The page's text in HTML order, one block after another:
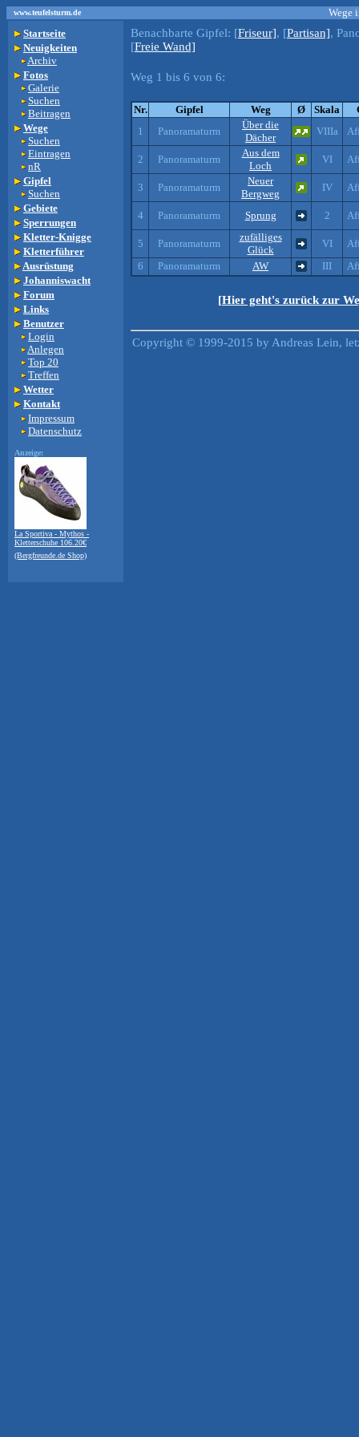
www.teufelsturm.de
Wege
Startseite
Neuigkeiten
Archiv
Fotos
Galerie
Suchen
Beitragen
Wege
Suchen
Eintragen
nR
Gipfel
Suchen
Gebiete
Sperrungen
Kletter-Knigge
Kletterführer
Ausrüstung
Johanniswacht
Forum
Links
Benutzer
Login
Anlegen
Top 20
Treffen
Wetter
Kontakt
Impressum
Datenschutz
Anzeige:
La Sportiva - Mythos -
Kletterschuhe 106.20€
(Bergfreunde.de Shop)
Benachbarte Gipfel: [Friseur], [Partisan],
[Freie Wand]
Weg 1 bis 6 von 6:
Nr. Gipfel Weg Ø Skala
1
Panoramaturm
Über die
Dächer
VIIIa
2 Panoramaturm
Aus dem
Loch
VI
3 Panoramaturm
Neuer
Bergweg
IV
4 Panoramaturm Sprung 2
5 Panoramaturm
zufälliges
Glück
VI
6
Panoramaturm AW III
[Hier geht's zurück zur
Copyright © 1999-2015 by Andreas Lein,